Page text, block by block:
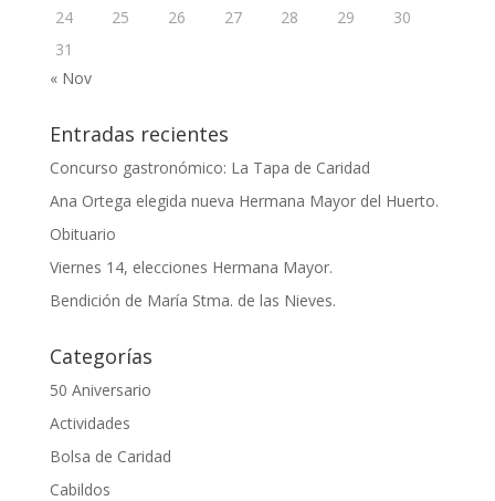
24
25 26 27 28 29
30
31
« Nov
Entradas recientes
Concurso gastronómico: La Tapa de Caridad
Ana Ortega elegida nueva Hermana Mayor del Huerto.
Obituario
Viernes 14, elecciones Hermana Mayor.
Bendición de María Stma. de las Nieves.
Categorías
50 Aniversario
Actividades
Bolsa de Caridad
Cabildos